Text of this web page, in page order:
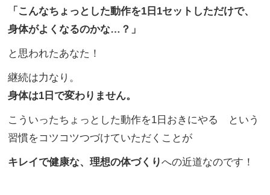
「こんなちょっとした動作を1日1セットしただけで、
身体がよくなるのかな… ？」
と思われたあなた！
継続は力なり。
身体は1日で変わりません。
こういったちょっとした動作を1日おきにやる という
習慣をコツコツつづけていただくことが
キレイで健康な、理想の体づくりへの近道なのです！